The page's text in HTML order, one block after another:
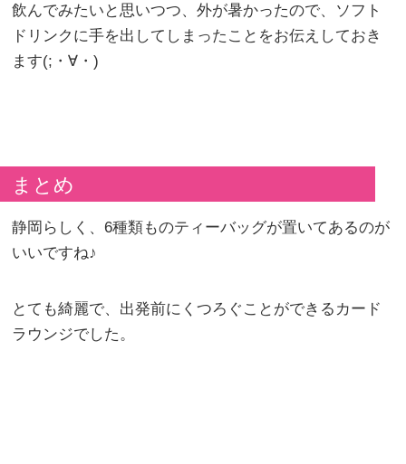
飲んでみたいと思いつつ、外が暑かったので、ソフト
ドリンクに手を出してしまったことをお伝えしておき
ます(;・∀・)
まとめ
静岡らしく、6種類ものティーバッグが置いてあるのが
いいですね♪
とても綺麗で、出発前にくつろぐことができるカード
ラウンジでした。